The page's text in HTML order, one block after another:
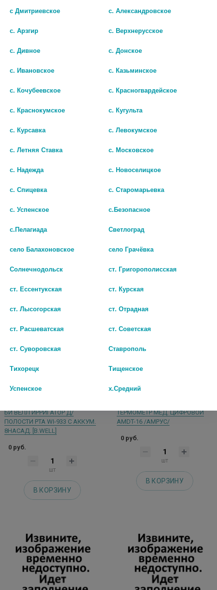
шт
В КОРЗИНУ
КОНСУМЕД ТЕРМОМЕТР
КОНСУМЕД ИНГАЛЯТОР
БИ ВЕЛЛ ИРРИГАТОР Д/
ПОЛОСТИ РТА WI-933 С АККУМ.
8НАСАД. [B.WELL]
0 руб.
шт
В КОРЗИНУ
ТЕРМОМЕТР МЕД. ЦИФРОВОЙ
AMDT-16 /АМРУС/
0 руб.
шт
В КОРЗИНУ
с Дмитриевское с. Александровское
с. Арзгир с. Верхнерусское
с. Дивное с. Донское
с. Ивановское с. Казьминское
с. Кочубеевское с. Красногвардейское
с. Краснокумское с. Кугульта
с. Курсавка с. Левокумское
с. Летняя Ставка с. Московское
с. Надежда с. Новоселицкое
с. Спицевка с. Старомарьевка
с. Успенское с.Безопасное
с.Пелагиада Светлоград
село Балахоновское село Грачёвка
Солнечнодольск ст. Григорополисская
ст. Ессентукская ст. Курская
ст. Лысогорская ст. Отрадная
ст. Расшеватская ст. Советская
ст. Суворовская Ставрополь
Тихорецк Тищенское
Успенское х.Средний